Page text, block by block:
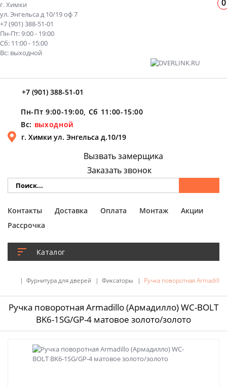
г. Химки
ул. Энгельса д 10/19 оф 7
+7 (901) 388-51-01
Пн-Пт: 9:00 - 19:00
Сб: 11:00 - 15:00
Вс: выходной
+7 (901) 388-51-01
Пн-Пт 9:00-19:00, Сб 11:00-15:00
Вс: выходной
г. Химки ул. Энгельса д.10/19
Каталог
Вызвать замерщика
Заказать звонок
Контакты Доставка Оплата Монтаж
Акции
Рассрочка
Фурнитура для дверей Фиксаторы Ручка поворотная Armadillo
Ручка поворотная Armadillo (Армадилло) WC-BOLT
BK6-1SG/GP-4 матовое золото/золото
0